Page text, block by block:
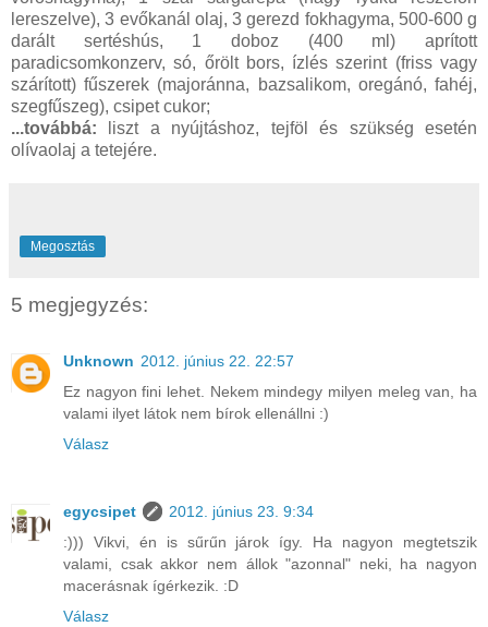
lereszelve), 3 evőkanál olaj, 3 gerezd fokhagyma, 500-600 g
darált sertéshús, 1 doboz (400 ml) aprított
paradicsomkonzerv, só, őrölt bors, ízlés szerint (friss vagy
szárított) fűszerek (majoránna, bazsalikom, oregánó, fahéj,
szegfűszeg), csipet cukor;
...továbbá: liszt a nyújtáshoz, tejföl és szükség esetén
olívaolaj a tetejére.
Megosztás
5 megjegyzés:
Unknown 2012. június 22. 22:57
Ez nagyon fini lehet. Nekem mindegy milyen meleg van, ha
valami ilyet látok nem bírok ellenállni :)
Válasz
egycsipet
2012. június 23. 9:34
:))) Vikvi, én is sűrűn járok így. Ha nagyon megtetszik
valami, csak akkor nem állok "azonnal" neki, ha nagyon
macerásnak ígérkezik. :D
Válasz